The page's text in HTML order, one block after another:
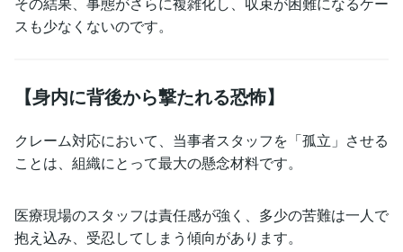
スも少なくないのです。
【身内に背後から撃たれる恐怖】
クレーム対応において、当事者スタッフを「孤立」させる
ことは、組織にとって最大の懸念材料です。
医療現場のスタッフは責任感が強く、多少の苦難は一人で
抱え込み、受忍してしまう傾向があります。